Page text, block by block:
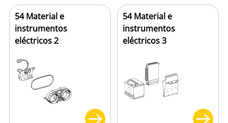
54 Material e
instrumentos
eléctricos 2
54 Material e
instrumentos
eléctricos 3